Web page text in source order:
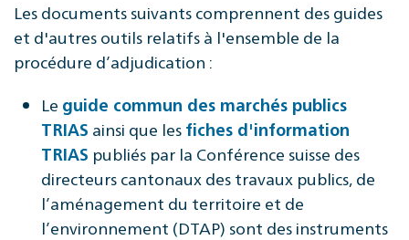
Les documents suivants comprennent des guides
et d'autres outils relatifs à l'ensemble de la
procédure d’adjudication :
Le guide commun des marchés publics
TRIAS ainsi que les fiches d'information
TRIAS publiés par la Conférence suisse des
directeurs cantonaux des travaux publics, de
l’aménagement du territoire et de
l’environnement (DTAP) sont des instruments